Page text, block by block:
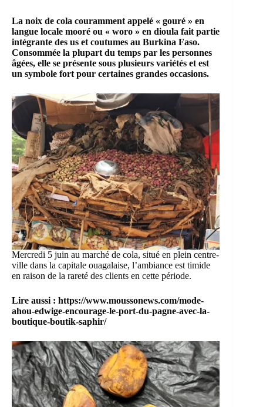
La noix de cola couramment appelé « gouré » en
langue locale mooré ou « woro » en dioula fait partie
intégrante des us et coutumes au Burkina Faso.
Consommée la plupart du temps par les personnes
âgées, elle se présente sous plusieurs variétés et est
un symbole fort pour certaines grandes occasions.
Mercredi 5 juin au marché de cola, situé en plein centre-
ville dans la capitale ouagalaise, l’ambiance est timide
en raison de la rareté des clients en cette période.
Lire aussi : https://www.moussonews.com/mode-
ahou-edwige-encourage-le-port-du-pagne-avec-la-
boutique-boutik-saphir/